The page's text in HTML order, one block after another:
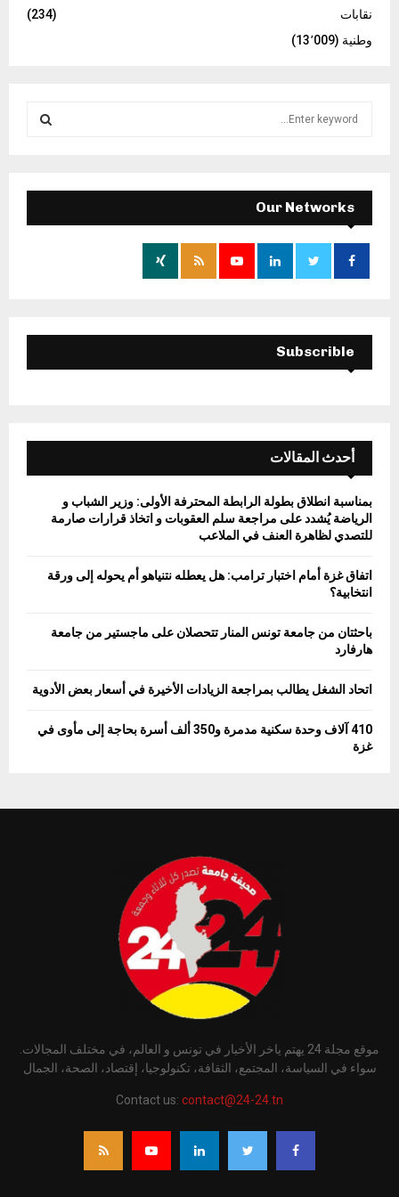
نقابات
(234)
وطنية (13٬009)
f
o
E
A
H
Our Networks
Subscrible
أحدث المقالات
بمناسبة انطلاق بطولة الرابطة المحترفة الأولى: وزير الشباب و
الرياضة يُشدد على مراجعة سلم العقوبات و اتخاذ قرارات صارمة
للتصدي لظاهرة العنف في الملاعب
اتفاق غزة أمام اختبار ترامب: هل يعطله نتنياهو أم يحوله إلى ورقة
انتخابية؟
باحثتان من جامعة تونس المنار تتحصلان على ماجستير من جامعة
هارفارد
اتحاد الشغل يطالب بمراجعة الزيادات الأخيرة في أسعار بعض الأدوية
410 آلاف وحدة سكنية مدمرة و350 ألف أسرة بحاجة إلى مأوى في
غزة
موقع مجلة 24 يهتم ياخر الأخبار في تونس و العالم، في مختلف المجالات.
سواء في السياسة، المجتمع، الثقافة، تكنولوجيا، إقتصاد، الصحة، الجمال
Contact us: contact@24-24.tn